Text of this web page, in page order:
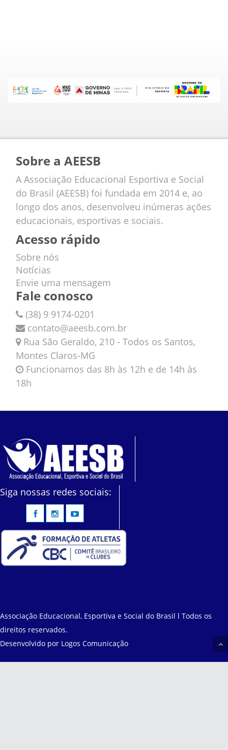
Sobre a AEESB
A Associação Educacional Esportiva e Social
do Brasil (AEESB) foi fundada em 2014 e, ao
longo dos anos, desenvolveu inúmeras ações
educacionais, esportivas e sociais.
Acesso rápido
Sobre nós
Notícias
Envie uma mensagem
Fale conosco
(38) 9 9174-0201
contato@aeesb.com.br
Rua São Geraldo, 210 - Todos os Santos,
Montes Claros-MG
Funcionamos das 8h às 12h e de 14h às
18h
Siga nossas redes sociais:
Associação Educacional, Esportiva e Social do Brasil l Todos os
direitos reservados.
Desenvolvido por Logos Comunicação